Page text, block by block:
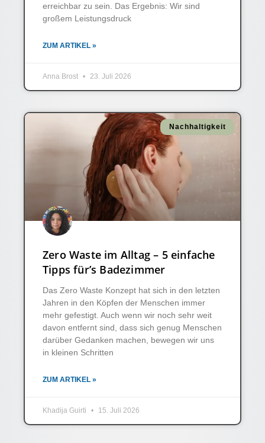
erreichbar zu sein. Das Ergebnis: Wir sind
großem Leistungsdruck
ZUM ARTIKEL »
Anna Brost 23. Juli 2026
Nachhaltigkeit
Zero Waste im Alltag – 5 einfache
Tipps für’s Badezimmer
Das Zero Waste Konzept hat sich in den letzten
Jahren in den Köpfen der Menschen immer
mehr gefestigt. Auch wenn wir noch sehr weit
davon entfernt sind, dass sich genug Menschen
darüber Gedanken machen, bewegen wir uns
in kleinen Schritten
ZUM ARTIKEL »
Khadija Guirti 15. Juli 2026